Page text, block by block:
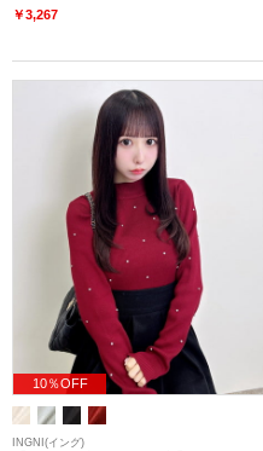
￥3,267
10％OFF
INGNI(イング)